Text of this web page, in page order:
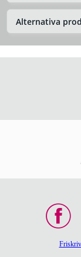
Alternativa